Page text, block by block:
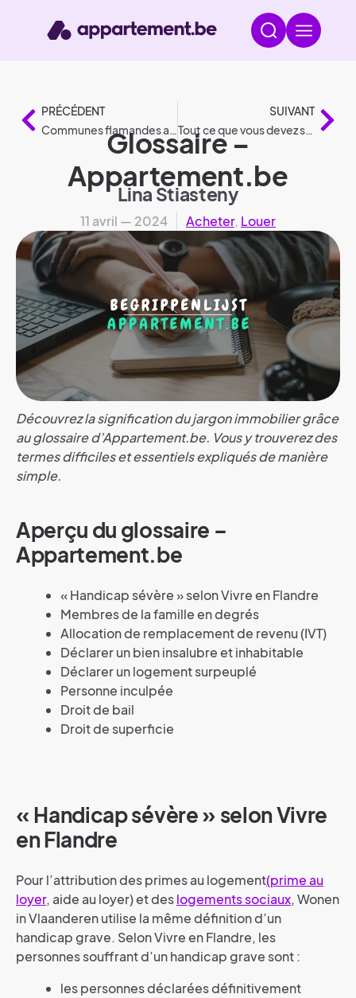
PRÉCÉDENT
Communes flamandes avec un loyer maximum plus élevé
SUIVANT
Tout ce que vous devez savoir sur les architectes
Glossaire –
Appartement.be
Lina Stiasteny
11 avril — 2024 Acheter, Louer
Découvrez la signification du jargon immobilier grâce
au glossaire d’Appartement.be. Vous y trouverez des
termes difficiles et essentiels expliqués de manière
simple.
Aperçu du glossaire –
Appartement.be
« Handicap sévère » selon Vivre en Flandre
Membres de la famille en degrés
Allocation de remplacement de revenu (IVT)
Déclarer un bien insalubre et inhabitable
Déclarer un logement surpeuplé
Personne inculpée
Droit de bail
Droit de superficie
« Handicap sévère » selon Vivre
en Flandre
Pour l’attribution des primes au logement(prime au
loyer, aide au loyer) et deslogements sociaux, Wonen
in Vlaanderen utilise la même définition d’un
handicap grave. Selon Vivre en Flandre, les
personnes souffrant d’un handicap grave sont :
les personnes déclarées définitivement